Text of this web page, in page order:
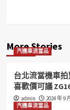
More Stories
汽機車流當品
台北流當機車拍
喜歡價可議
admin
2024 年 9
汽機車流當品